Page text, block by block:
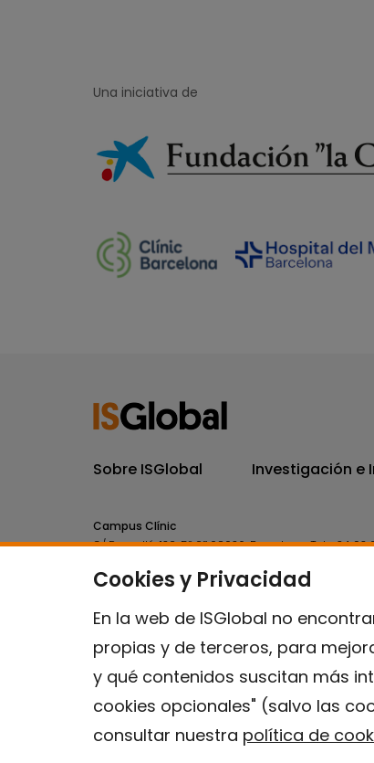
Cookies y Privacidad
En la web de ISGlobal no
propias y de terceros, para
y qué contenidos suscitan más
cookies opcionales" (salvo las
consultar nuestra política de
Una iniciativa de
Sobre ISGlobal Investigación e
Campus Clínic
C/ Rosselló, 132, 5º 2ª 08036.Barcelona.Tel.+34 93
Campus Mar
C/ Doctor Aiguader, 88. 08003.